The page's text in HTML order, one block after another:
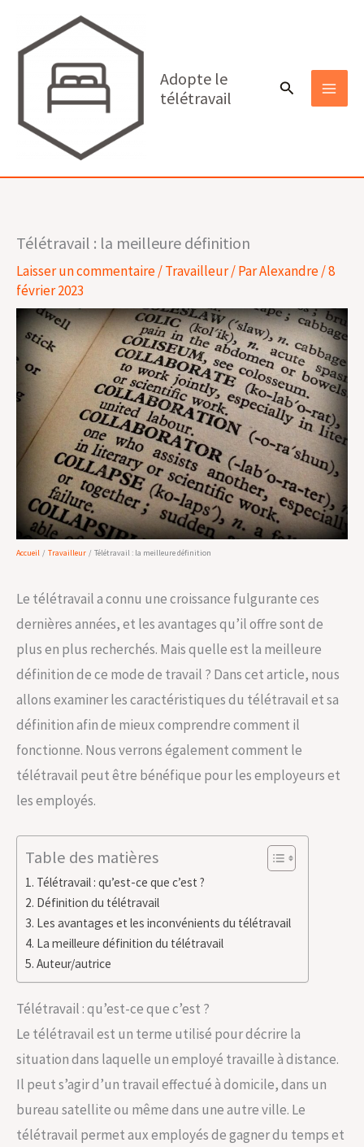
Adopte le
télétravail
Rechercher
Télétravail : la meilleure définition
Laisser un commentaire/Travailleur/ ParAlexandre/8
février 2023
Accueil Travailleur Télétravail : la meilleure définition
Le télétravail a connu une croissance fulgurante ces
dernières années, et les avantages qu’il offre sont de
plus en plus recherchés. Mais quelle est la meilleure
définition de ce mode de travail ? Dans cet article, nous
allons examiner les caractéristiques du télétravail et sa
définition afin de mieux comprendre comment il
fonctionne. Nous verrons également comment le
télétravail peut être bénéfique pour les employeurs et
les employés.
Table des matières
Télétravail : qu’est-ce que c’est ?
Définition du télétravail
Les avantages et les inconvénients du télétravail
La meilleure définition du télétravail
Auteur/autrice
Télétravail : qu’est-ce que c’est ?
Le télétravail est un terme utilisé pour décrire la
situation dans laquelle un employé travaille à distance.
Il peut s’agir d’un travail effectué à domicile, dans un
bureau satellite ou même dans une autre ville. Le
télétravail permet aux employés de gagner du temps et